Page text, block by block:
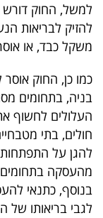
פרסמו
באייס
אחרינו:
למשל, החוק
להזיק לבריאות
משקל כבד, או
כמו כן, החוק
בניה, בתחומים
העלולים לחשוף
חולים, בתי
להגן על
מהעסקה בתחומים
בנוסף, כתנאי
לגבי בריאותו של